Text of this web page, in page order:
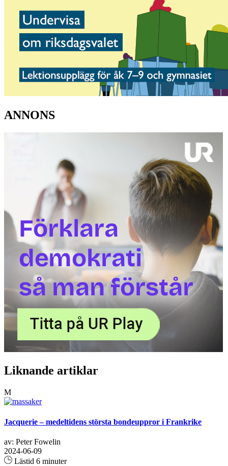
ANNONS
Liknande artiklar
M
Jacquerie – medeltidens största bondeuppror i Frankrike
av: Peter Fowelin
2024-06-09
Lästid 6 minuter